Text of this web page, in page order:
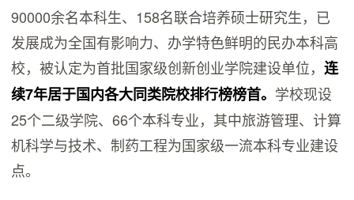
90000余名本科生、158名联合培养硕士研究生，已
发展成为全国有影响力、办学特色鲜明的民办本科高
校，被认定为首批国家级创新创业学院建设单位，连
续7年居于国内各大同类院校排行榜榜首。 学校现设
25个二级学院、66个本科专业，其中旅游管理、计算
机科学与技术、制药工程为国家级一流本科专业建设
点。